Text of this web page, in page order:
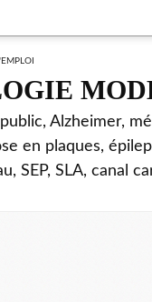
Alzheimer,
en plaques,
SEP, SLA, canal